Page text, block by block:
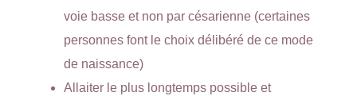
voie basse et non par césarienne (certaines
personnes font le choix délibéré de ce mode
de naissance)
Allaiter le plus longtemps possible et